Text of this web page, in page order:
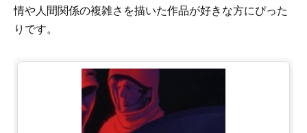
情や人間関係の複雑さを描いた作品が好きな方にぴった
りです。